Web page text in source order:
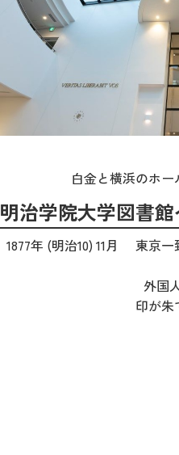
白金と横浜のホ
明治学院大学図書
1877年 (明治10) 11月 東京一
外国
印が朱